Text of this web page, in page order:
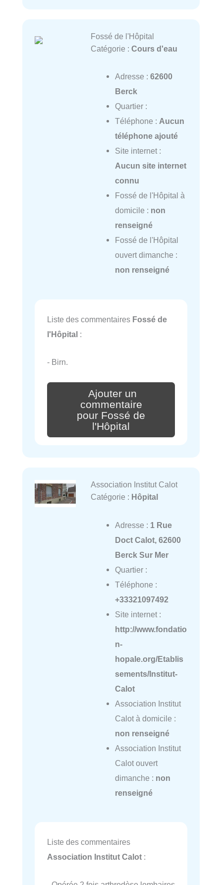
Fossé de l'Hôpital
Catégorie : Cours d'eau
Adresse : 62600
Berck
Quartier :
Téléphone : Aucun
téléphone ajouté
Site internet :
Aucun site internet
connu
Fossé de l'Hôpital à
domicile : non
renseigné
Fossé de l'Hôpital
ouvert dimanche :
non renseigné
Liste des commentaires Fossé de
l'Hôpital :
- Birn.
Ajouter un
commentaire
pour Fossé de
l'Hôpital
Association Institut Calot
Catégorie : Hôpital
Adresse : 1 Rue
Doct Calot, 62600
Berck Sur Mer
Quartier :
Téléphone :
+33321097492
Site internet :
http://www.fondatio
n-
hopale.org/Etablis
sements/Institut-
Calot
Association Institut
Calot à domicile :
non renseigné
Association Institut
Calot ouvert
dimanche : non
renseigné
Liste des commentaires
Association Institut Calot :